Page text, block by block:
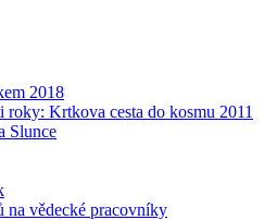
2018
roky: Krtkova cesta do kosmu 2011
Slunce
na vědecké pracovníky